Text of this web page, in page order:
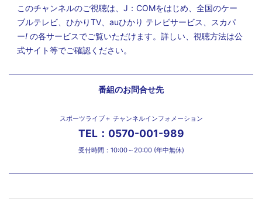
このチャンネルのご視聴は、J：COMをはじめ、全国のケー
ブルテレビ、ひかりTV、auひかり テレビサービス、スカパ
ー! の各サービスでご覧いただけます。詳しい、視聴方法は公
式サイト等でご確認ください。
番組のお問合せ先
スポーツライブ＋ チャンネルインフォメーション
TEL：0570-001-989
受付時間：10:00～20:00 (年中無休)